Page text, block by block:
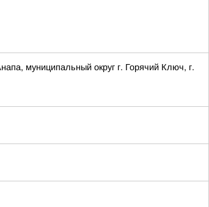
муниципальный округ г. Горячий Ключ, г.